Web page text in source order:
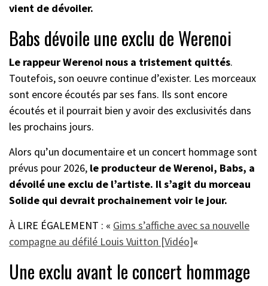
vient de dévoiler.
Babs dévoile une exclu de Werenoi
Le rappeur Werenoi nous a tristement quittés.
Toutefois, son oeuvre continue d’exister. Les morceaux
sont encore écoutés par ses fans. Ils sont encore
écoutés et il pourrait bien y avoir des exclusivités dans
les prochains jours.
Alors qu’un documentaire et un concert hommage sont
prévus pour 2026, le producteur de Werenoi, Babs, a
dévoilé une exclu de l’artiste. Il s’agit du morceau
Solide qui devrait prochainement voir le jour.
À LIRE ÉGALEMENT : « Gims s’affiche avec sa nouvelle
compagne au défilé Louis Vuitton [Vidéo]«
Une exclu avant le concert hommage